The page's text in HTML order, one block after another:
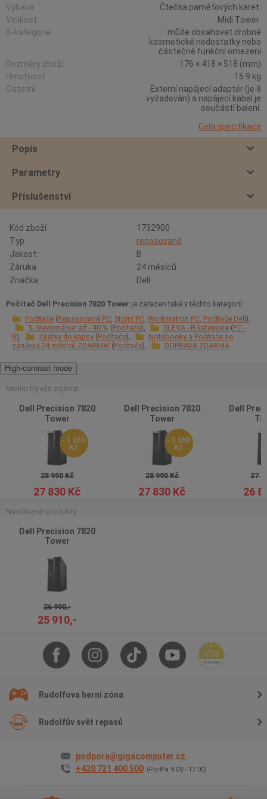
Výbava
Čtečka paměťových karet
Velikost
Midi Tower
B-kategorie
může obsahovat drobné
kosmetické nedostatky nebo
částečné funkční omezení
Rozměry zboží
176 × 418 × 518 (mm)
Hmotnost
15.9 kg
Ostatní
Externí napájecí adaptér (je-li
vyžadován) a napájecí kabel je
součástí balení.
Celá specifikace
Popis
Parametry
Příslušenství
Kód zboží
1732900
Typ
repasované
Jakost:
B
Záruka
24 měsíců
Značka
Dell
Počítač Dell Precision 7820 Tower je zařazen také v těchto kategorií:
Počítače Repasované PC Stolní PC Workstation PC Počítače Dell
% Slevománie! až - 40 % Počítače SLEVA - B kategorie PC -
B
Zpátky do kapsy Počítače
Notebooky a Počítače se
zárukou 24 měsíců ZDARMA! Počítače DOPRAVA ZDARMA
High-contrast mode
Mohlo by vás zajímat
Dell Precision 7820
Tower
- 1 160
Kč
28 990 Kč
27 830 Kč
Dell Precision 7820
Tower
- 1 160
Kč
28 990 Kč
27 830 Kč
Dell
27
26
Navštívené produkty
Dell Precision 7820
Tower
26 990,-
25 910,-
Rudolfova herní zóna
Rudolfův svět repasů
podpora@gigacomputer.cz
+420 721 400 500 (Po-Pá 9.00 - 17.00)